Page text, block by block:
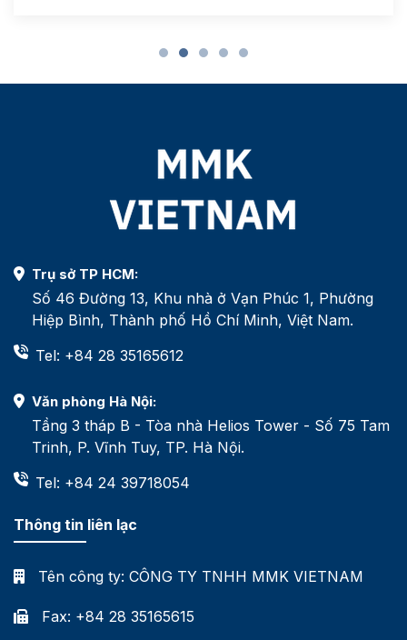
Trụ sở TP HCM:
Số 46 Đường 13, Khu nhà ở Vạn Phúc 1, Phường
Hiệp Bình, Thành phố Hồ Chí Minh, Việt Nam.
Tel: +84 28 35165612
Văn phòng Hà Nội:
Tầng 3 tháp B - Tòa nhà Helios Tower - Số 75 Tam
Trinh, P. Vĩnh Tuy, TP. Hà Nội.
Tel: +84 24 39718054
Thông tin liên lạc
Tên công ty: CÔNG TY TNHH MMK VIETNAM
Fax: +84 28 35165615